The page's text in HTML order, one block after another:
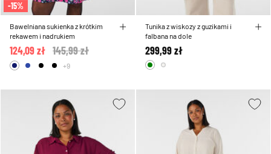
-15%
Bawelniana sukienka z krótkim
rekawem i nadrukiem
Price reduced from
145,99 zł
124,09 zł
+9
Tunika z wiskozy z guzikami i
falbana na dole
299,99 zł